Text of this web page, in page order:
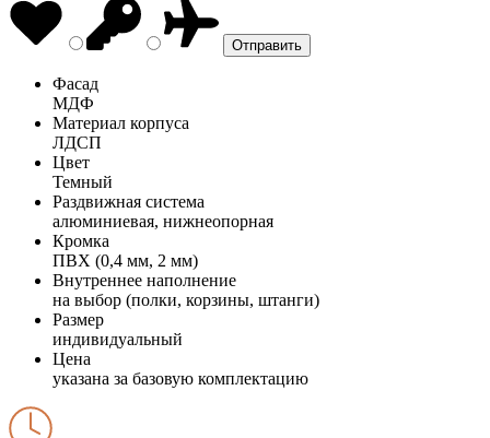
Фасад
МДФ
Материал корпуса
ЛДСП
Цвет
Темный
Раздвижная система
алюминиевая, нижнеопорная
Кромка
ПВХ (0,4 мм, 2 мм)
Внутреннее наполнение
на выбор (полки, корзины, штанги)
Размер
индивидуальный
Цена
указана за базовую комплектацию